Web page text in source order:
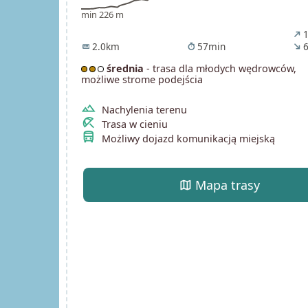
min 226 m
straighten 2.0km timer 57min
north_east
south_east
średnia - trasa dla młodych wędrowców,
możliwe strome podejścia
terrain Nachylenia terenu
beach_access Trasa w cieniu
directions_bus Możliwy dojazd komunikacją miejską
map Mapa trasy